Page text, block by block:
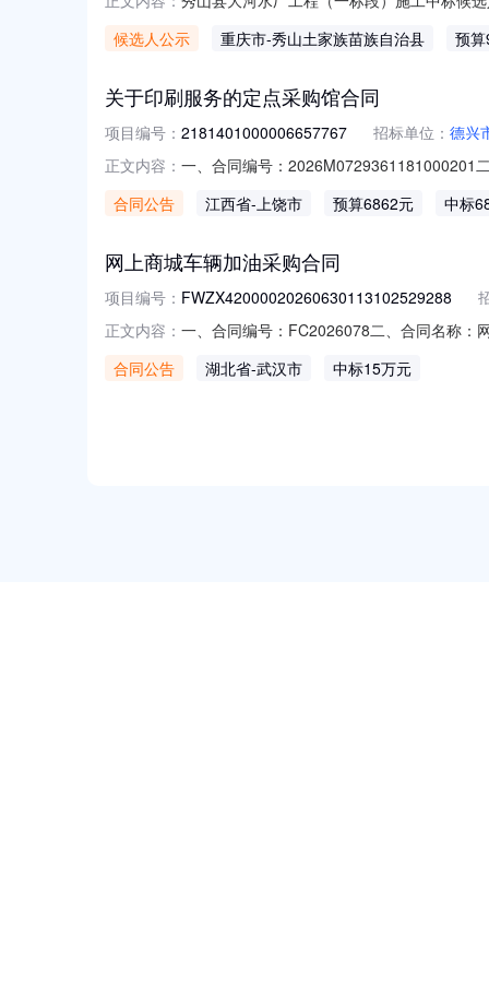
代理机构联系电话023-88602519中标候选
候选人公示 重庆市-秀山土家族苗族自治县 预
关于印刷服务的定点采购馆合同
项目编号： 2181401000006657767 招标单位： 德兴
正文内容： 一、合同编号：2026M0729361181000201
联系方式：15079340651六、合同主要信
合同公告 江西省-上饶市 预算6862元 中标
网上商城车辆加油采购合同
项目编号： FWZX42000020260630113102529288
正文内容： 一、合同编号：FC2026078二、合同名称：
硚口区解放大道606号湖北石油联系方式：
合同公告 湖北省-武汉市 中标15万元